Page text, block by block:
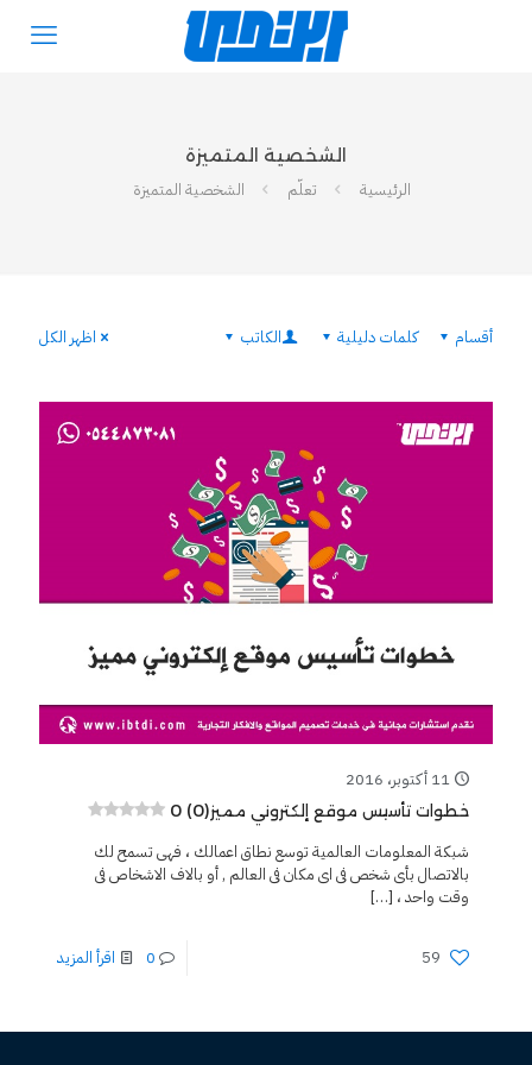
الشخصية المتميزة
الرئيسية
تعلّم الشخصية المتميزة
أقسام كلمات دليلية الكاتب اظهر الكل
11 أكتوبر، 2016
خطوات تأسيس موقع إلكتروني مميز0 (0)
شبكة المعلومات العالمية توسع نطاق اعمالك ، فهى تسمح لك
بالاتصال بأى شخص فى اى مكان فى العالم , أو بالاف الاشخاص فى
وقت واحد ، […]
59
0 اقرأ المزيد